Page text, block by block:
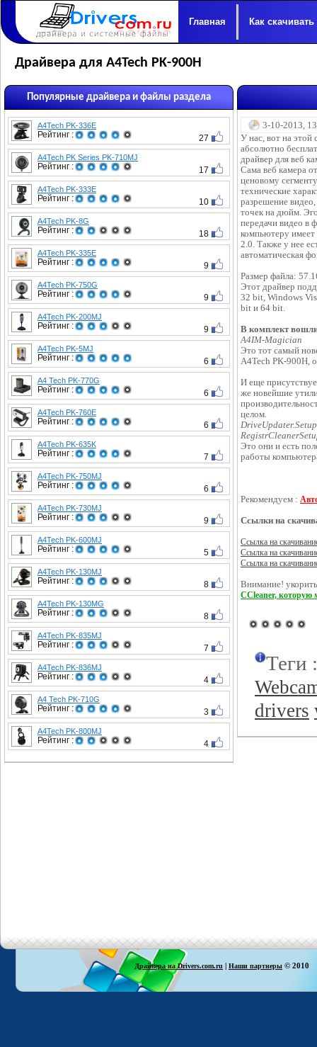
Главная Как скачивать
Драйвера для A4Tech PK-900H
Популярные драйвера и файлы раздела
A4Tech PK-336E
Рейтинг : 27
A4Tech PK Series PK-710MJ
Рейтинг : 17
A4Tech PK-333E
Рейтинг : 10
A4Tech PK-8G
Рейтинг : 18
A4Tech PK-335E
Рейтинг : 9
A4Tech PK-750G
Рейтинг : 9
A4Tech PK-200MJ
Рейтинг : 9
A4Tech PK-5MJ
Рейтинг : 6
A4 Tech PK-770G
Рейтинг : 6
A4Tech PK-760E
Рейтинг : 6
A4Tech PK-635K
Рейтинг : 7
A4Tech PK-750MJ
Рейтинг : 6
A4Tech PK-730MJ
Рейтинг : 9
A4Tech PK-600MJ
Рейтинг : 5
A4Tech PK-130MJ
Рейтинг : 8
A4Tech PK-130MG
Рейтинг : 8
A4Tech PK-835MJ
Рейтинг : 7
A4Tech PK-836MJ
Рейтинг : 4
A4 Tech PK-710G
Рейтинг : 3
A4Tech PK-800MJ
Рейтинг : 4
3-10-2013,
У нас, вот на этой
абсолютно
драйвер для веб
Сама веб камера
ценовому
технические
разрешение
точек на дюйм.
передачи видео в
компьютеру имеет
2.0. Также у нее
автоматическая
Размер файла:
Этот драйвер
32 bit, Windows
bit и 64 bit.
В комплект
A4IM-Magician
Это тот самый
A4Tech PK-900H,
И еще
же новейшие
целом.
DriveUpdater.Setup
Это они и есть
работы
Рекомендуем :
Ссылки на
Ссылка на
Ссылка на
Ссылка на
Внимание!
CCleaner, которую
Теги
drivers
Драйвера на Drivers.com.ru | Наши партнеры © 2010